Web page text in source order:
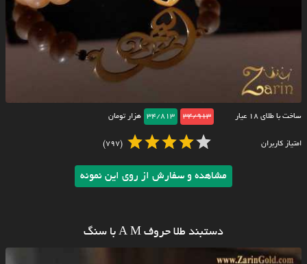
ساخت با طلای ۱۸ عیار 34/913
34/813 هزار تومان
امتیاز کاربران (797)
مشاهده و سفارش از روی این نمونه
دستبند طلا حروف A M با سنگ